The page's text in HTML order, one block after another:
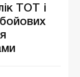
ТОТ і